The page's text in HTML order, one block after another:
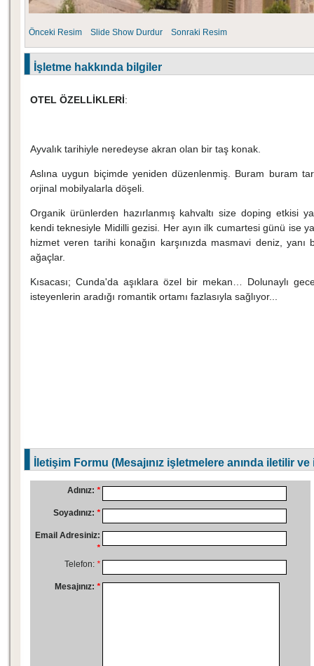
Önceki Resim Slide Show Durdur Sonraki Resim
İşletme hakkında bilgiler
OTEL ÖZELLİKLERİ:
Ayvalık tarihiyle neredeyse akran olan bir taş konak.
Aslına uygun biçimde yeniden düzenlenmiş. Buram buram
orjinal mobilyalarla döşeli.
Organik ürünlerden hazırlanmış kahvaltı size doping etkisi
kendi teknesiyle Midilli gezisi. Her ayın ilk cumartesi günü ise
hizmet veren tarihi konağın karşınızda masmavi deniz, yanı
ağaçlar.
Kısacası; Cunda'da aşıklara özel bir mekan… Dolunaylı
isteyenlerin aradığı romantik ortamı fazlasıyla sağlıyor...
İletişim Formu (Mesajınız işletmelere anında iletilir
Adınız: *
Soyadınız: *
Email Adresiniz:
*
Telefon: *
Mesajınız: *